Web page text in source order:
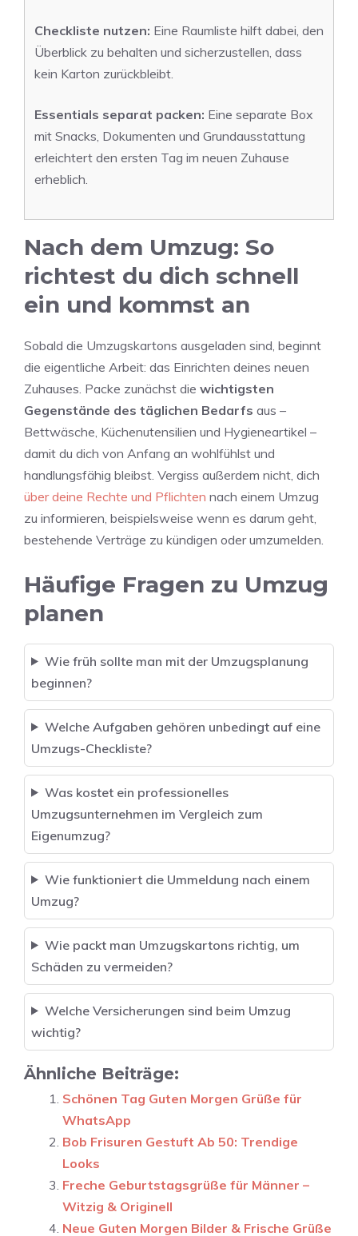
Checkliste nutzen: Eine Raumliste hilft dabei, den
Überblick zu behalten und sicherzustellen, dass
kein Karton zurückbleibt.
Essentials separat packen: Eine separate Box
mit Snacks, Dokumenten und Grundausstattung
erleichtert den ersten Tag im neuen Zuhause
erheblich.
Nach dem Umzug: So
richtest du dich schnell
ein und kommst an
Sobald die Umzugskartons ausgeladen sind, beginnt
die eigentliche Arbeit: das Einrichten deines neuen
Zuhauses. Packe zunächst die wichtigsten
Gegenstände des täglichen Bedarfs aus –
Bettwäsche, Küchenutensilien und Hygieneartikel –
damit du dich von Anfang an wohlfühlst und
handlungsfähig bleibst. Vergiss außerdem nicht, dich
über deine Rechte und Pflichten nach einem Umzug
zu informieren, beispielsweise wenn es darum geht,
bestehende Verträge zu kündigen oder umzumelden.
Häufige Fragen zu Umzug
planen
Wie früh sollte man mit der Umzugsplanung
beginnen?
Welche Aufgaben gehören unbedingt auf eine
Umzugs-Checkliste?
Was kostet ein professionelles
Umzugsunternehmen im Vergleich zum
Eigenumzug?
Wie funktioniert die Ummeldung nach einem
Umzug?
Wie packt man Umzugskartons richtig, um
Schäden zu vermeiden?
Welche Versicherungen sind beim Umzug
wichtig?
Ähnliche Beiträge:
Schönen Tag Guten Morgen Grüße für
WhatsApp
Bob Frisuren Gestuft Ab 50: Trendige
Looks
Freche Geburtstagsgrüße für Männer –
Witzig & Originell
Neue Guten Morgen Bilder & Frische Grüße